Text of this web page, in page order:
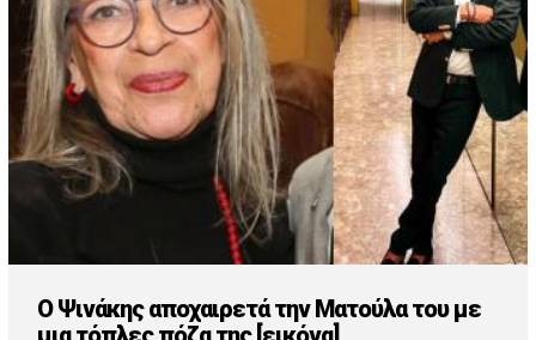
Ο Ψινάκης αποχαιρετά την Ματούλα του με